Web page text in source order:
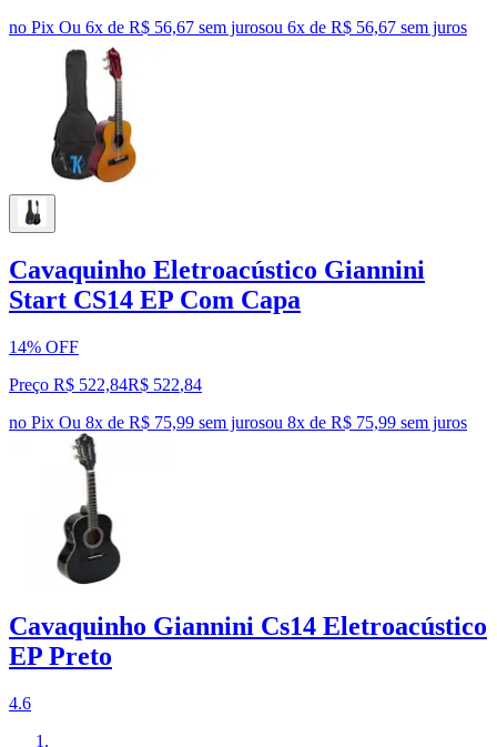
no Pix Ou 6x de R$ 56,67 sem jurosou 6x de R$ 56,67 sem juros
Cavaquinho Eletroacústico Giannini
Start CS14 EP Com Capa
14% OFF
Preço R$ 522,84R$ 522,84
no Pix Ou 8x de R$ 75,99 sem jurosou 8x de R$ 75,99 sem juros
Cavaquinho Giannini Cs14 Eletroacústico
EP Preto
4.6